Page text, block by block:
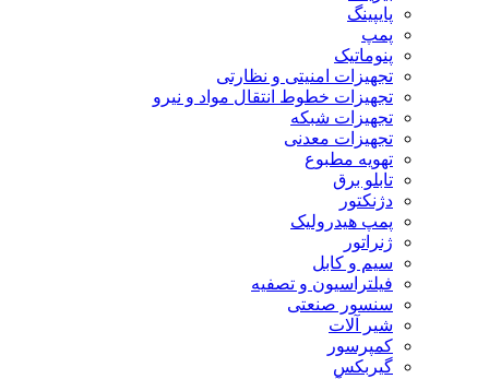
پایپینگ
پمپ
پنوماتیک
تجهیزات امنیتی و نظارتی
تجهیزات خطوط انتقال مواد و نیرو
تجهیزات شبکه
تجهیزات معدنی
تهویه مطبوع
تابلو برق
دژنکتور
پمپ هیدرولیک
ژنراتور
سیم و کابل
فیلتراسیون و تصفیه
سنسور صنعتی
شیر آلات
کمپرسور
گیربکس